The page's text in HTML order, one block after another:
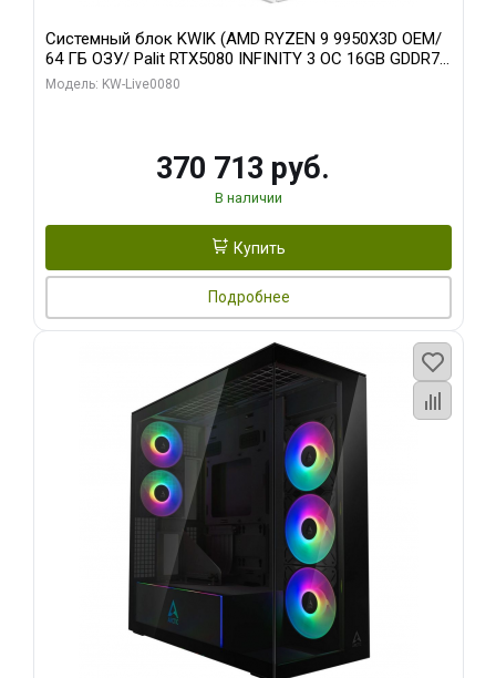
Системный блок KWIK (AMD RYZEN 9 9950X3D OEM/
64 ГБ ОЗУ/ Palit RTX5080 INFINITY 3 OC 16GB GDDR7
256bit 3xDP H/ 960 ГБ SSD)
Модель: KW-Live0080
370 713 руб.
В наличии
Купить
Подробнее